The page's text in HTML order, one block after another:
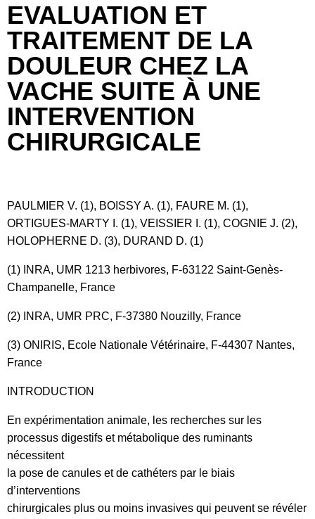
EVALUATION ET
TRAITEMENT DE LA
DOULEUR CHEZ LA
VACHE SUITE À UNE
INTERVENTION
CHIRURGICALE
PAULMIER V. (1), BOISSY A. (1), FAURE M. (1),
ORTIGUES-MARTY I. (1), VEISSIER I. (1), COGNIE J. (2),
HOLOPHERNE D. (3), DURAND D. (1)
(1) INRA, UMR 1213 herbivores, F-63122 Saint-Genès-
Champanelle, France
(2) INRA, UMR PRC, F-37380 Nouzilly, France
(3) ONIRIS, Ecole Nationale Vétérinaire, F-44307 Nantes,
France
INTRODUCTION
En expérimentation animale, les recherches sur les
processus digestifs et métabolique des ruminants
nécessitent
la pose de canules et de cathéters par le biais
d’interventions
chirurgicales plus ou moins invasives qui peuvent se révéler